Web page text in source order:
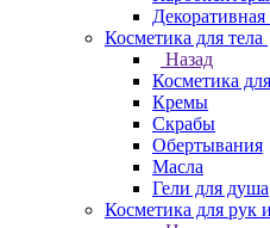
Декоративная
Косметика для тела
Назад
Косметика
Кремы
Скрабы
Обертывания
Масла
Гели для душа
Косметика для рук